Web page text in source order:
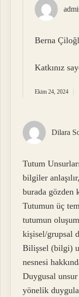
Berna
Katkınız
Ekim 24, 2024
Dilara
Tutum
bilgiler
burada gözden
Tutumun üç
tutumun
kişisel/grupsal
Bilişsel (bilgi)
nesnesi
Duygusal
yönelik